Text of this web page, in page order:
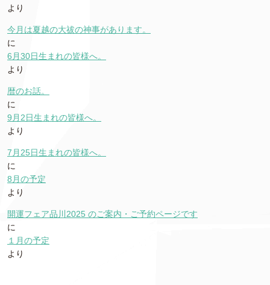
より
今月は夏越の大祓の神事があります。
に
6月30日生まれの皆様へ。
より
暦のお話。
に
9月2日生まれの皆様へ。
より
7月25日生まれの皆様へ。
に
8月の予定
より
開運フェア品川2025 のご案内・ご予約ページです
に
１月の予定
より